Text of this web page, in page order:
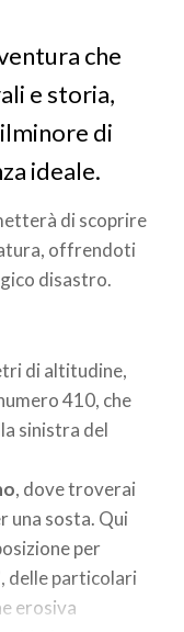
che
e storia,
di
ideale.
di scoprire
offrendoti
disastro.
di altitudine,
410, che
sinistra del
, dove troverai
una sosta. Qui
per
, delle particolari
erosiva